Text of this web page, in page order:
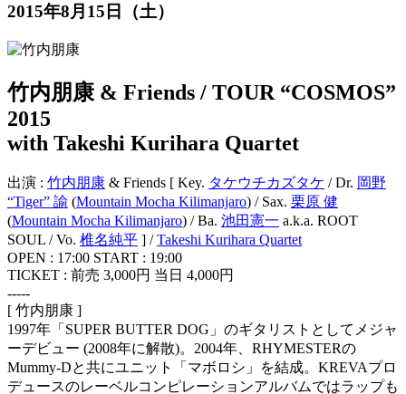
2015年8月15日（土）
竹内朋康 & Friends / TOUR “COSMOS”
2015
with Takeshi Kurihara Quartet
出演 : 竹内朋康 & Friends [ Key. タケウチカズタケ / Dr. 岡野
“Tiger” 諭 (Mountain Mocha Kilimanjaro) / Sax. 栗原 健
(Mountain Mocha Kilimanjaro) / Ba. 池田憲一 a.k.a. ROOT
SOUL / Vo. 椎名純平 ] /Takeshi Kurihara Quartet
OPEN : 17:00 START : 19:00
TICKET : 前売 3,000円 当日 4,000円
-----
[ 竹内朋康 ]
1997年「SUPER BUTTER DOG」のギタリストとしてメジャ
ーデビュー (2008年に解散)。2004年、RHYMESTERの
Mummy-Dと共にユニット「マボロシ」を結成。KREVAプロ
デュースのレーベルコンピレーションアルバムではラップも